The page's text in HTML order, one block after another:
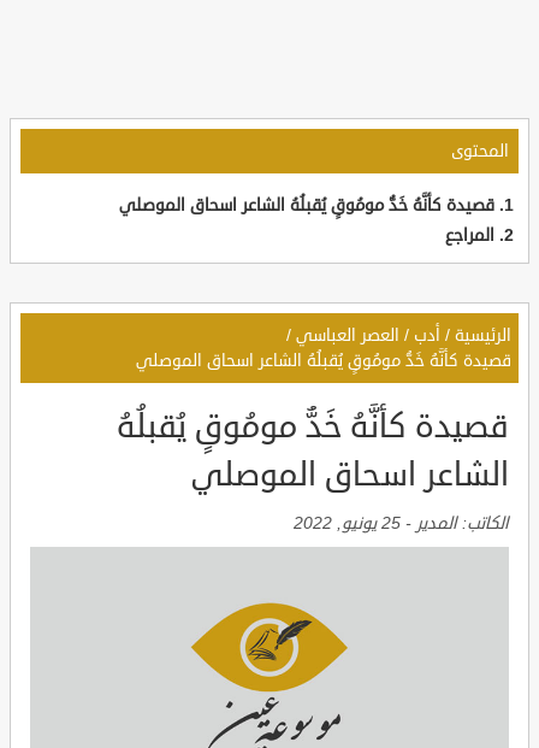
المحتوى
قصيدة كأنَّهُ خَدُّ مومُوقٍ يُقبلُهُ الشاعر اسحاق الموصلي
المراجع
الرئيسية / أدب / العصر العباسي /
قصيدة كأنَّهُ خَدُّ مومُوقٍ يُقبلُهُ الشاعر اسحاق الموصلي
قصيدة كأنَّهُ خَدُّ مومُوقٍ يُقبلُهُ
الشاعر اسحاق الموصلي
الكاتب:المدير - 25 يونيو, 2022